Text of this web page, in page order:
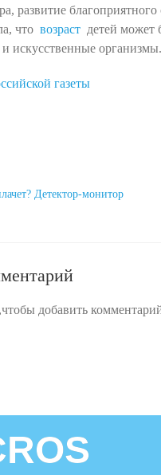
развитие
что возраст детей может
искусственные организмы.
газеты
Детектор-монитор
,чтобы добавить